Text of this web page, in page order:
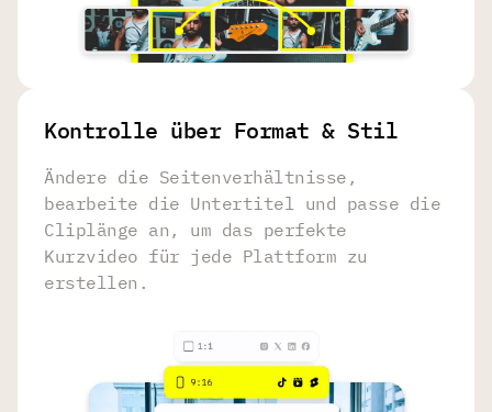
Kontrolle über Format & Stil
Ändere die Seitenverhältnisse,
bearbeite die Untertitel und passe die
Cliplänge an, um das perfekte
Kurzvideo für jede Plattform zu
erstellen.